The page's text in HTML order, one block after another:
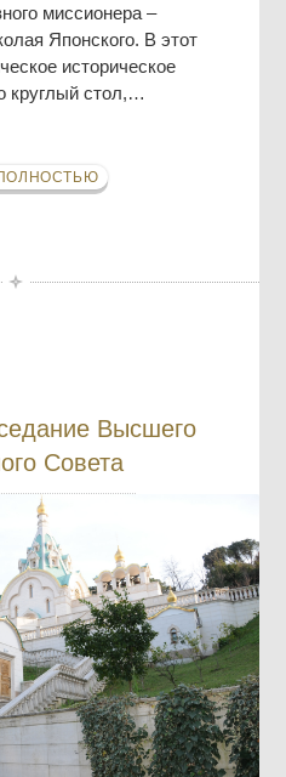
миссионера –
Японского. В этот
историческое
круглый стол,…
Высшего
Совета